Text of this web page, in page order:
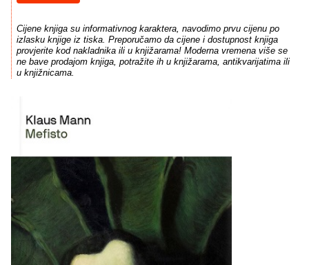
Cijene knjiga su informativnog karaktera, navodimo prvu cijenu po
izlasku knjige iz tiska. Preporučamo da cijene i dostupnost knjiga
provjerite kod nakladnika ili u knjižarama! Moderna vremena više se
ne bave prodajom knjiga, potražite ih u knjižarama, antikvarijatima ili
u knjižnicama.